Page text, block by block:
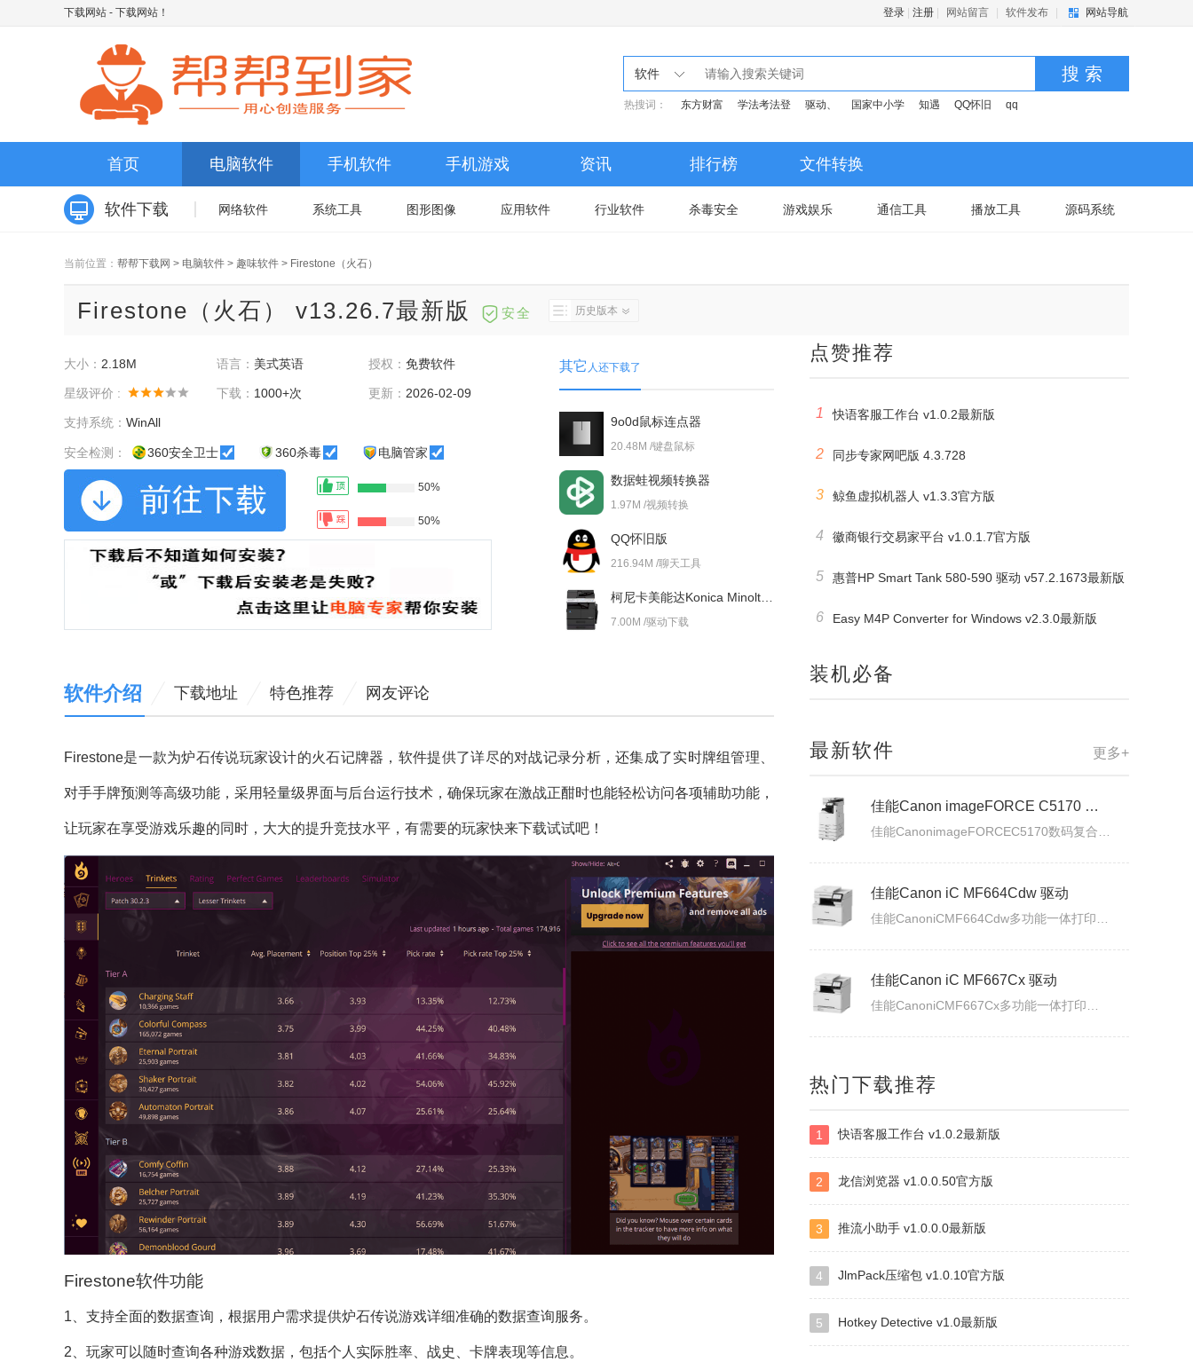
下载网站 - 下载网站！ 登录 注册 网站留言 软件发布 网站导航
软件 搜 索
热搜词： 东方财富 学法考法登 驱动、 国家中小学 知遇 QQ怀旧 qq
首页 电脑软件 手机软件 手机游戏 资讯 排行榜 文件转换
软件下载 网络软件 系统工具 图形图像 应用软件 行业软件 杀毒安全 游戏娱乐 通信工具 播放工具 源码系统
当前位置： 帮帮下载网 > 电脑软件 > 趣味软件 > Firestone（火石）
Firestone（火石） v13.26.7最新版 安全 历史版本
大小： 2.18M 语言： 美式英语 授权：免费软件
星级评价 : 下载： 1000+次 更新： 2026-02-09
支持系统： WinAll
安全检测： 360安全卫士 360杀毒 电脑管家
50%
50%
其它 人还下载了
9o0d鼠标连点器
20.48M /键盘鼠标
数据蛙视频转换器
1.97M /视频转换
QQ怀旧版
216.94M /聊天工具
7.00M /驱动下载
软件介绍 下载地址 特色推荐 网友评论
Firestone是一款为炉石传说玩家设计的火石记牌器，软件提供了详尽的对战记录分析，还集成了实时牌组管理、
对手手牌预测等高级功能，采用轻量级界面与后台运行技术，确保玩家在激战正酣时也能轻松访问各项辅助功能，
让玩家在享受游戏乐趣的同时，大大的提升竞技水平，有需要的玩家快来下载试试吧！
Firestone软件功能
1、支持全面的数据查询，根据用户需求提供炉石传说游戏详细准确的数据查询服务。
2、玩家可以随时查询各种游戏数据，包括个人实际胜率、战史、卡牌表现等信息。
点赞推荐
1 快语客服工作台 v1.0.2最新版
2 同步专家网吧版 4.3.728
3 鲸鱼虚拟机器人 v1.3.3官方版
4 徽商银行交易家平台 v1.0.1.7官方版
5 惠普HP Smart Tank 580-590 驱动 v57.2.1673最新版
6 Easy M4P Converter for Windows v2.3.0最新版
装机必备
更多+
最新软件
佳能Canon imageFORCE C5170 驱动
佳能Canon iC MF664Cdw 驱动
佳能Canon iC MF667Cx 驱动
白金岛南昌麻将
白金岛掼蛋
热门下载推荐
1 快语客服工作台 v1.0.2最新版
2 龙信浏览器 v1.0.0.50官方版
3 推流小助手 v1.0.0.0最新版
4 JlmPack压缩包 v1.0.10官方版
5 Hotkey Detective v1.0最新版